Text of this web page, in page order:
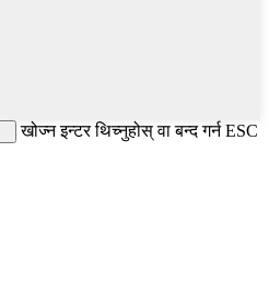
खोज्न इन्टर थिच्नुहोस् वा बन्द गर्न ESC